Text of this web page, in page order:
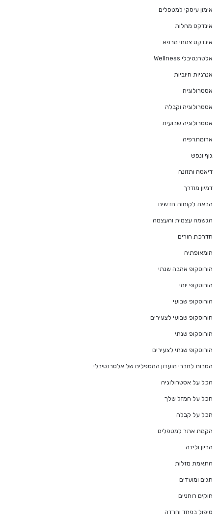
אימון עיסקי למטפלים
אינדקס מחלות
אינדקס צמחי מרפא
אלטרנטיבלי Wellness
אנרגיות חיוביות
אסטרולוגיה
אסטרולוגיה וקבלה
אסטרולוגיה שבועית
ארומתרפיה
גוף ונפש
דיאטה ותזונה
דמיון מודרך
הבאת לקוחות חדשים
הגשמה עצמית והעצמה
הדרכת הורים
הומאופתיה
הורוסקופ אהבה שנתי
הורוסקופ יומי
הורוסקופ שבועי
הורוסקופ שבועי לצעירים
הורוסקופ שנתי
הורוסקופ שנתי לצעירים
הטבות לחברי מועדון המטפלים של אלטרנטיבלי
הכל על אסטרולוגיה
הכל על המזל שלך
הכל על קבלה
הקמת אתר למטפלים
הריון ולידה
התאמת מזלות
חגים ומועדים
חוקים רוחניים
טיפול בפחד וחרדה